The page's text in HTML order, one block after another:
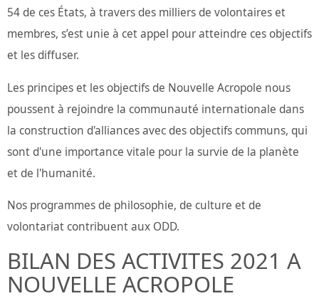
54 de ces États, à travers des milliers de volontaires et
membres, s’est unie à cet appel pour atteindre ces objectifs
et les diffuser.
Les principes et les objectifs de Nouvelle Acropole nous
poussent à rejoindre la communauté internationale dans
la construction d'alliances avec des objectifs communs, qui
sont d'une importance vitale pour la survie de la planète
et de l'humanité.
Nos programmes de philosophie, de culture et de
volontariat contribuent aux ODD.
BILAN DES ACTIVITES 2021 A
NOUVELLE ACROPOLE